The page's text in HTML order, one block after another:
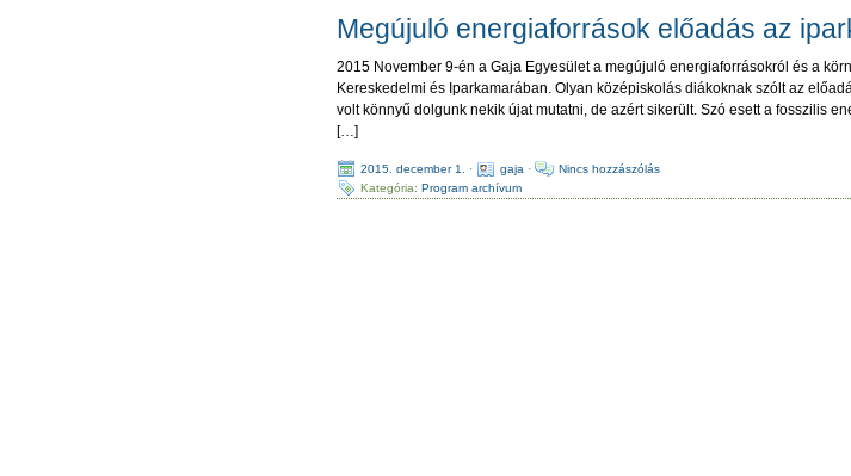
Megújuló energiaforrások előadás az
2015 November 9-én a Gaja Egyesület a megújuló energiaforrásokról és a
Kereskedelmi és Iparkamarában. Olyan középiskolás diákoknak szólt az
volt könnyű dolgunk nekik újat mutatni, de azért sikerült. Szó esett a fosszilis
[…]
2015. december 1. · gaja ·
Nincs hozzászólás
Kategória:Program archívum